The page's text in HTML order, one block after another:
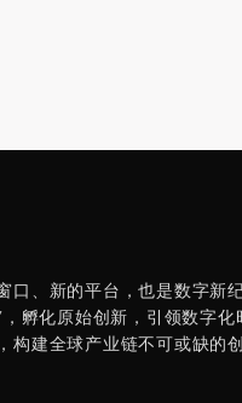
口、新的平台，也是数字新
孵化原始创新，引领数字
构建全球产业链不可或缺的